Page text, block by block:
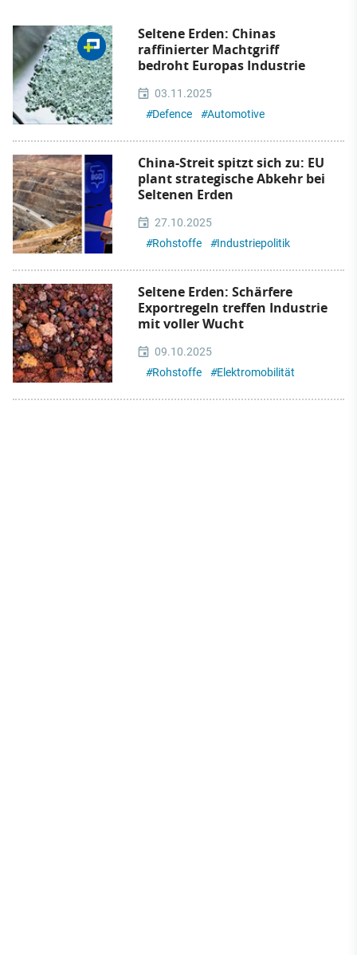
Seltene Erden: Chinas
raffinierter Machtgriff
bedroht Europas Industrie
03.11.2025
#Defence #Automotive
China-Streit spitzt sich zu: EU
plant strategische Abkehr bei
Seltenen Erden
27.10.2025
#Rohstoffe #Industriepolitik
Seltene Erden: Schärfere
Exportregeln treffen Industrie
mit voller Wucht
09.10.2025
#Rohstoffe #Elektromobilität